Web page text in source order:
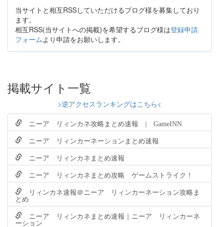
当サイトと相互RSSしていただけるブログ様を募集しており
ます。
相互RSS(当サイトへの掲載)を希望するブログ様は登録申請
フォームより申請をお願いします。
掲載サイト一覧
>逆アクセスランキングはこちら<
ニーア リィンカネ攻略まとめ速報 | GameINN
ニーア リィンカーネーションまとめ速報
ニーア リィンカネまとめ速報
ニーア リィンカネまとめ攻略 ゲームストライク！
リィンカネ速報＠ニーア リィンカーネーション攻略ま
とめ
ニーア リィンカネまとめ速報｜ニーア リィンカーネ
ーション